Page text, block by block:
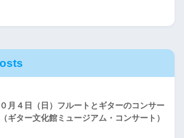
月４日（日）フルートとギターのコンサー
（ギター文化館ミュージアム・コンサート）